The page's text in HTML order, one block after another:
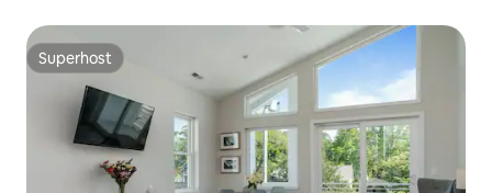
Superhost
Superhost